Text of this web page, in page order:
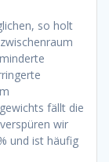
so holt
fällt die
verspüren wir
und ist häufig